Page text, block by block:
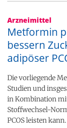
Arzneimittel
Metformin
bessern
adipöser
Die vorliegende
Studien und
in Kombination
Stoffwechsel-
PCOS leisten kann.